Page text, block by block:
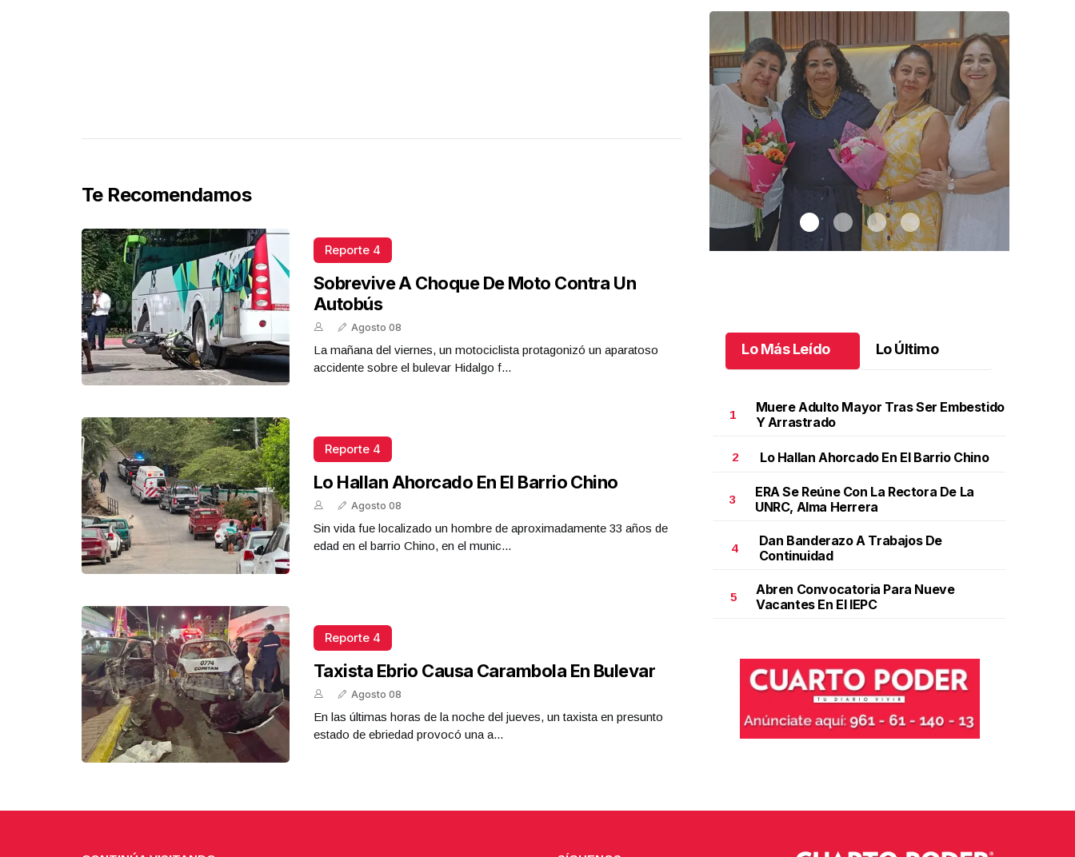
Te Recomendamos
Reporte 4
Sobrevive A Choque De Moto Contra Un
Autobús
Agosto 08
La mañana del viernes, un motociclista protagonizó un aparatoso
accidente sobre el bulevar Hidalgo f...
Reporte 4
Lo Hallan Ahorcado En El Barrio Chino
Agosto 08
Sin vida fue localizado un hombre de aproximadamente 33 años de
edad en el barrio Chino, en el munic...
Reporte 4
Taxista Ebrio Causa Carambola En Bulevar
Agosto 08
En las últimas horas de la noche del jueves, un taxista en presunto
estado de ebriedad provocó una a...
REPORTE4 | 03 10 2025 con Rodolfo Flores
Una emotiva jubilación en educación especial. Una
emotiva jubilación en educación especial
Octubre 04 l
Lo Más Leído Lo Último
1
Muere Adulto Mayor Tras Ser Embestido
Y Arrastrado
2 Lo Hallan Ahorcado En El Barrio Chino
3
ERA Se Reúne Con La Rectora De La
UNRC, Alma Herrera
4
Dan Banderazo A Trabajos De
Continuidad
5
Abren Convocatoria Para Nueve
Vacantes En El IEPC